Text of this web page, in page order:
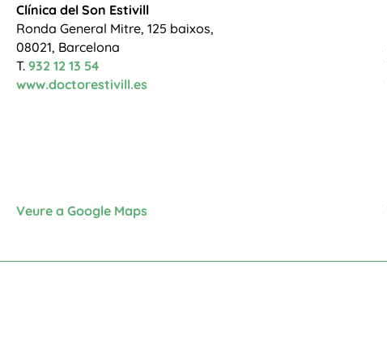
Clínica del Son Estivill
Ronda General Mitre, 125 baixos,
08021, Barcelona
T. 932 12 13 54
www.doctorestivill.es
Veure a Google Maps